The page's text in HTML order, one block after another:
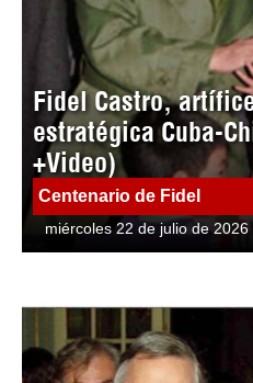
Fidel Castro,
estratégica Cuba-
+Video)
Centenario de Fidel
miércoles 22 de julio de 2026